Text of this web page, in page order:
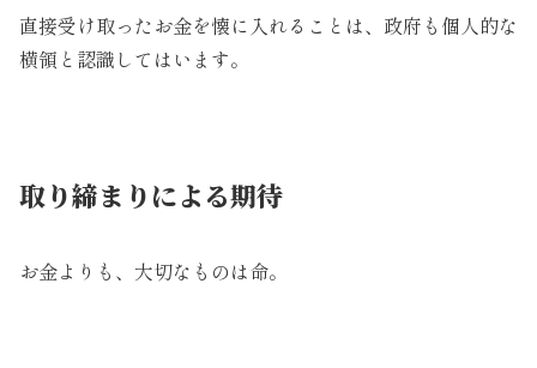
直接受け取ったお金を懐に入れることは、政府も個人的な
横領と認識してはいます。
取り締まりによる期待
お金よりも、大切なものは命。